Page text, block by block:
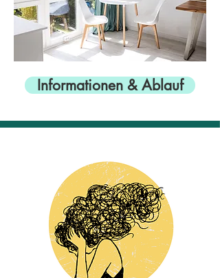
Informationen & Ablauf